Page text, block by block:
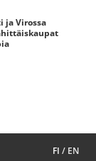
ja Virossa
FI / EN